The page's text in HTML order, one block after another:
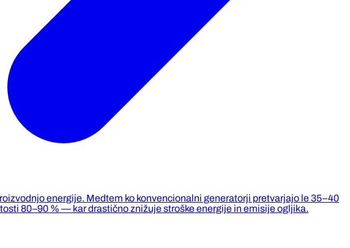
energije. Medtem ko konvencionalni generatorji pretvarjajo le 35–40
80–90 % — kar drastično znižuje stroške energije in emisije ogljika.